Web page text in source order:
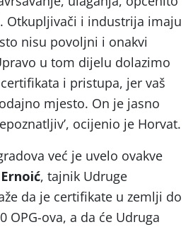
Otkupljivači i industrija imaju
nisu povoljni i onakvi
u tom dijelu dolazimo
i pristupa, jer vaš
mjesto. On je jasno
ocijenio je Horvat.
već je uvelo ovakve
, tajnik Udruge
da je certifikate u zemlji do
OPG-ova, a da će Udruga